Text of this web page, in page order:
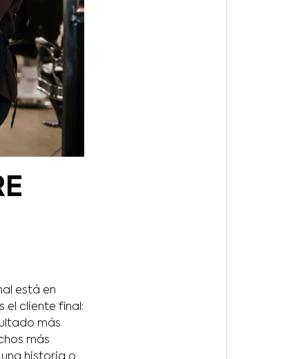
está en
el cliente final:
más
más